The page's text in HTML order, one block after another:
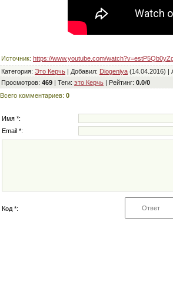
Источник: https://www.youtube.com/
Категория: Это Керчь | Добавил: Diogeniya (14.04.2016) |
Просмотров: 469 | Теги: это Керчь | Рейтинг: 0.0/0
Всего комментариев: 0
Имя *:
Email *:
Код *: